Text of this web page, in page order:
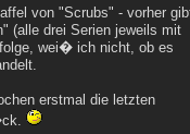
von "Scrubs" - vorher
(alle drei Serien jeweils mit
wei� ich nicht, ob es
erstmal die letzten